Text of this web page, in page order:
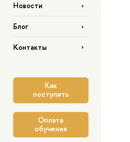
Новости
Блог
Контакты
Как
поступить
Оплата
обучения